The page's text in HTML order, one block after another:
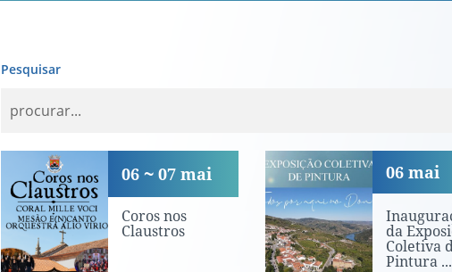
Pesquisar
Coros nos Claustros
Coros nos
Claustros
06 07 mai Inauguração
da
Coletiva
Pintura ...
06 mai